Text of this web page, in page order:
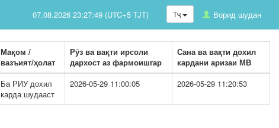
Тҷ Ворид шудан
07.08.2026 23:27:49 (UTC+5 TJT)
Мақом /
вазъият/ҳолат
Рӯз ва вақти ирсоли
дархост аз фармоишгар
Сана ва вақти дохил
кардани аризаи МВ
Ба РИУ дохил
карда шудааст
2026-05-29 11:00:05 2026-05-29 11:20:53